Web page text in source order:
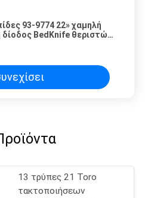
93-9774 22» χαμηλή
δίοδος BedKnife θεριστών
13 τρύπες 21 Toro
τακτοποιήσεων